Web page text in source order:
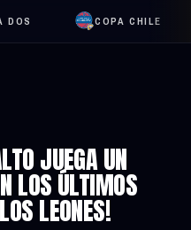
DOS COPA CHILE
JUEGA UN
LOS ÚLTIMOS
LEONES!